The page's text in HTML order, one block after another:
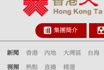
集團簡介
新聞 香港 內地 大灣區 台海
視頻 熱點 直播 精選